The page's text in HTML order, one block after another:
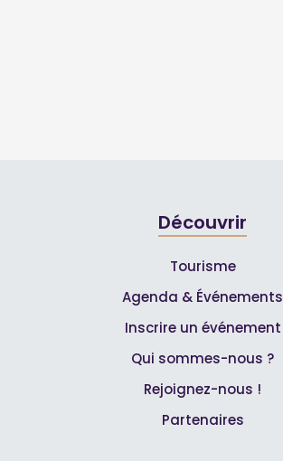
Découvrir
Tourisme
Agenda & Événements
Inscrire un événement
Qui sommes-nous ?
Rejoignez-nous !
Partenaires